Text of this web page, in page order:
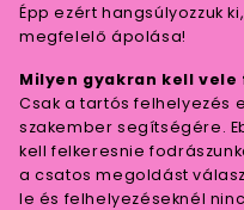
Épp ezért hangsúlyozzuk
megfelelő ápolása!
Milyen gyakran kell
Csak a tartós felhelyezés
szakember segítségére.
kell felkeresnie
a csatos megoldást
le és felhelyezéseknél